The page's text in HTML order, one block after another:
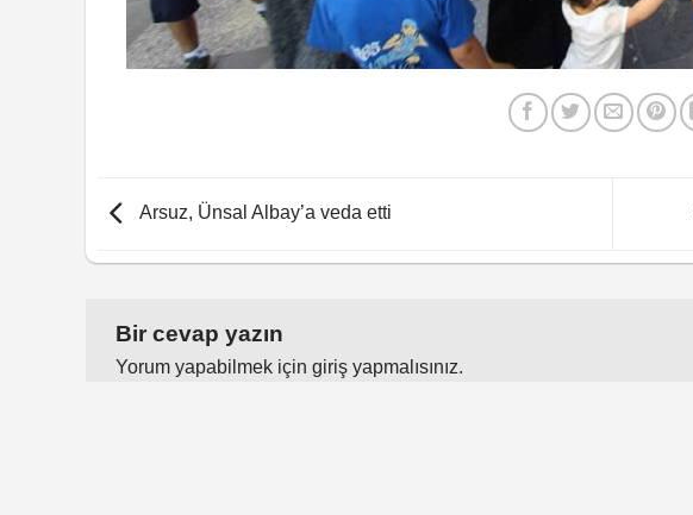
Arsuz, Ünsal Albay’a veda etti
Bir cevap yazın
Yorum yapabilmek için giriş yapmalısınız.